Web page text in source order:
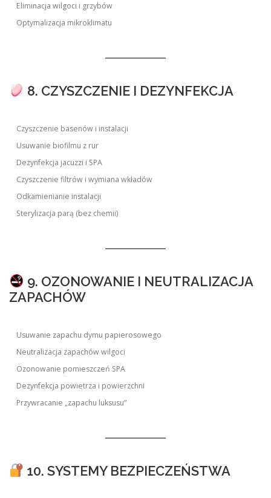
Eliminacja wilgoci i grzybów
Optymalizacja mikroklimatu
8. CZYSZCZENIE I DEZYNFEKCJA
Czyszczenie basenów i instalacji
Usuwanie biofilmu z rur
Dezynfekcja jacuzzi i SPA
Czyszczenie filtrów i wymiana wkładów
Odkamienianie instalacji
Sterylizacja parą (bez chemii)
9. OZONOWANIE I NEUTRALIZACJA
ZAPACHÓW
Usuwanie zapachu dymu papierosowego
Neutralizacja zapachów wilgoci
Ozonowanie pomieszczeń SPA
Dezynfekcja powietrza i powierzchni
Przywracanie „zapachu luksusu”
10. SYSTEMY BEZPIECZEŃSTWA